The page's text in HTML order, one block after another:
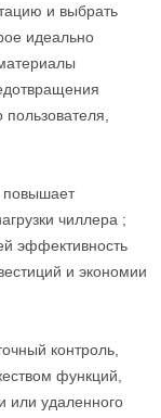
и выбрать
идеально
пользователя,
повышает
чиллера ;
эффективность
и экономии
контроль,
функций,
или удаленного